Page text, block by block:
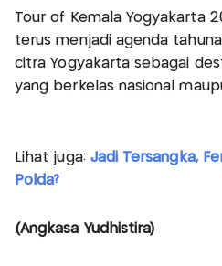
Tour of Kemala Yogyakarta
terus menjadi agenda
citra Yogyakarta sebagai
yang berkelas nasional
Lihat juga: Jadi Tersangka,
Polda?
(Angkasa Yudhistira)